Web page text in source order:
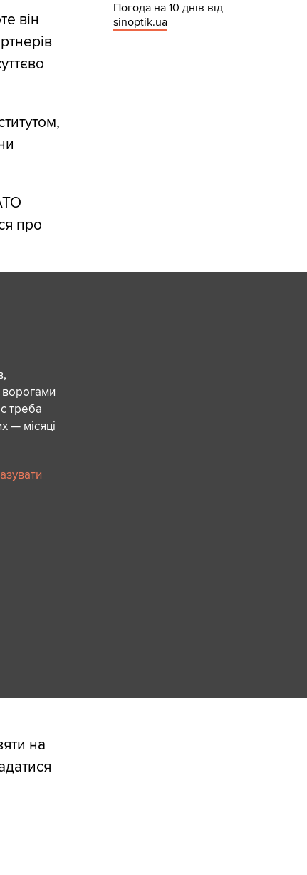
він
про
ворогами
треба
— місяці
на
Погода на 10 днів від
sinoptik.ua